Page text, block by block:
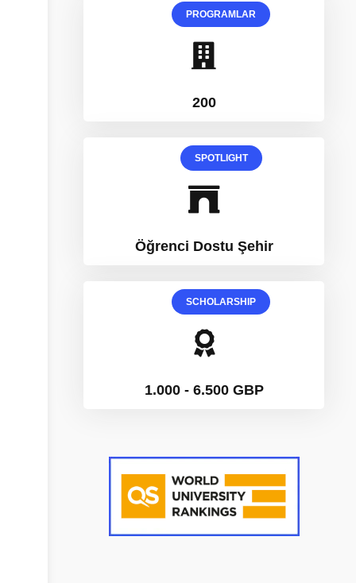
PROGRAMLAR
200
SPOTLIGHT
Öğrenci Dostu Şehir
SCHOLARSHIP
1.000 - 6.500 GBP